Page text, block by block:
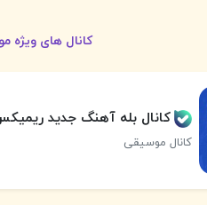
کانال های ویژه
کانال بله آهنگ جدید
کانال موسیقی